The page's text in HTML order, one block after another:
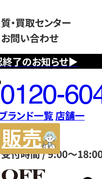
了のお知らせ▶
質・買取センター
お問い合わせ
フ
リ
ー
ダ
イ
ヤ
ル
0120604117
受付時間 / 9:00～
ランド一覧店舗一
サ